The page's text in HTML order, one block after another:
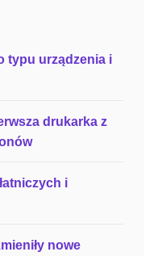
typu urządzenia i
drukarka z
i
nowe